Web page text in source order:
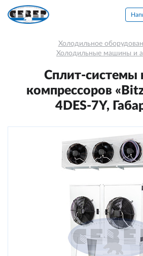
Холодильное
Холодильные машины и
Сплит-системы
компрессоров
4DES-7Y,